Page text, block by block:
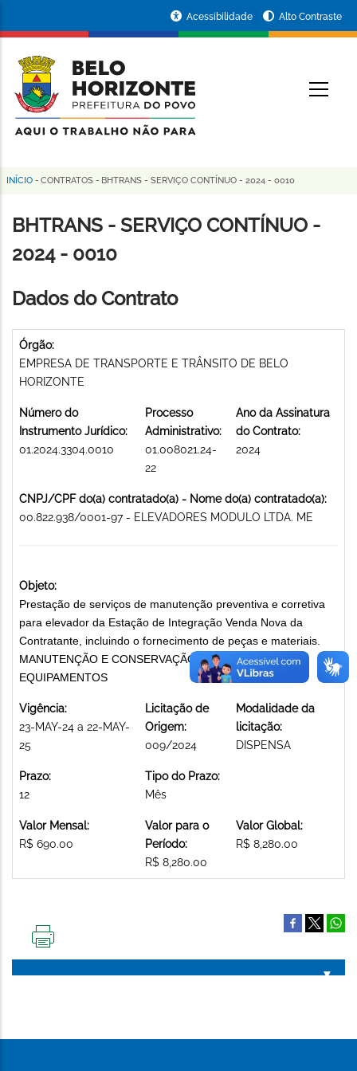
conteúdo
principal
da
Prefeitura
de
Horizonte
Acessibilidade Alto Contraste
Trilha
de
navegação
INÍCIO - CONTRATOS - BHTRANS - SERVIÇO CONTÍNUO - 2024 - 0010
BHTRANS - SERVIÇO CONTÍNUO -
2024 - 0010
Dados do Contrato
Órgão:
EMPRESA DE TRANSPORTE E TRÂNSITO DE BELO
HORIZONTE
Número do
Instrumento Jurídico:
01.2024.3304.0010
Processo
Administrativo:
01.008021.24-
22
Ano da Assinatura
do Contrato:
2024
CNPJ/CPF do(a) contratado(a) - Nome do(a) contratado(a):
00.822.938/0001-97 - ELEVADORES MODULO LTDA. ME
Objeto:
Prestação de serviços de manutenção preventiva e corretiva
para elevador da Estação de Integração Venda Nova da
Contratante, incluindo o fornecimento de peças e materiais.
MANUTENÇÃO E CONSERVAÇÃO DE MÁQUINAS E
EQUIPAMENTOS
Vigência:
23-MAY-24 a 22-MAY-
25
Licitação de
Origem:
009/2024
Modalidade da
licitação:
DISPENSA
Prazo:
12
Tipo do Prazo:
Mês
Valor Mensal:
R$ 690.00
Valor para o
Período:
R$ 8,280.00
Valor Global:
R$ 8,280.00
PÁGINA